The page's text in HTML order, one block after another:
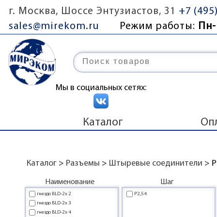
г. Москва, Шоссе Энтузиастов, 31
+7
sales@mirekom.ru
Режим работы:
Мы в социальных сетях:
Каталог
Каталог > Разъемы > Штыревые соединители >
Наименование
гнездо BLD-2x 2
гнездо BLD-2x 3
гнездо BLD-2x 4
Шаг
P2,54